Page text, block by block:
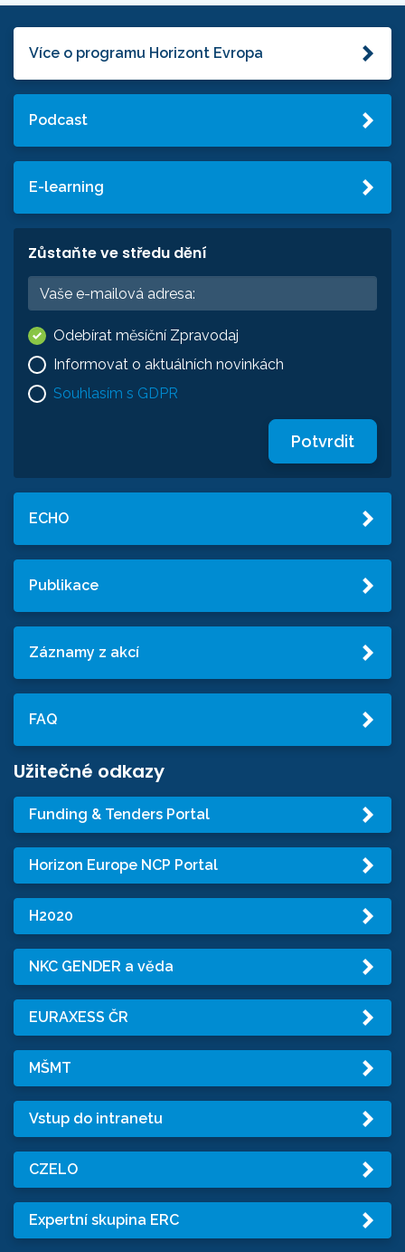
Více o programu Horizont Evropa
Podcast
E-learning
Zůstaňte ve středu dění
Odebírat měsíční Zpravodaj
Informovat o aktuálních novinkách
Souhlasím s GDPR
Potvrdit
ECHO
Publikace
Záznamy z akcí
FAQ
Užitečné odkazy
Funding & Tenders Portal
Horizon Europe NCP Portal
H2020
NKC GENDER a věda
EURAXESS ČR
MŠMT
Vstup do intranetu
CZELO
Expertní skupina ERC